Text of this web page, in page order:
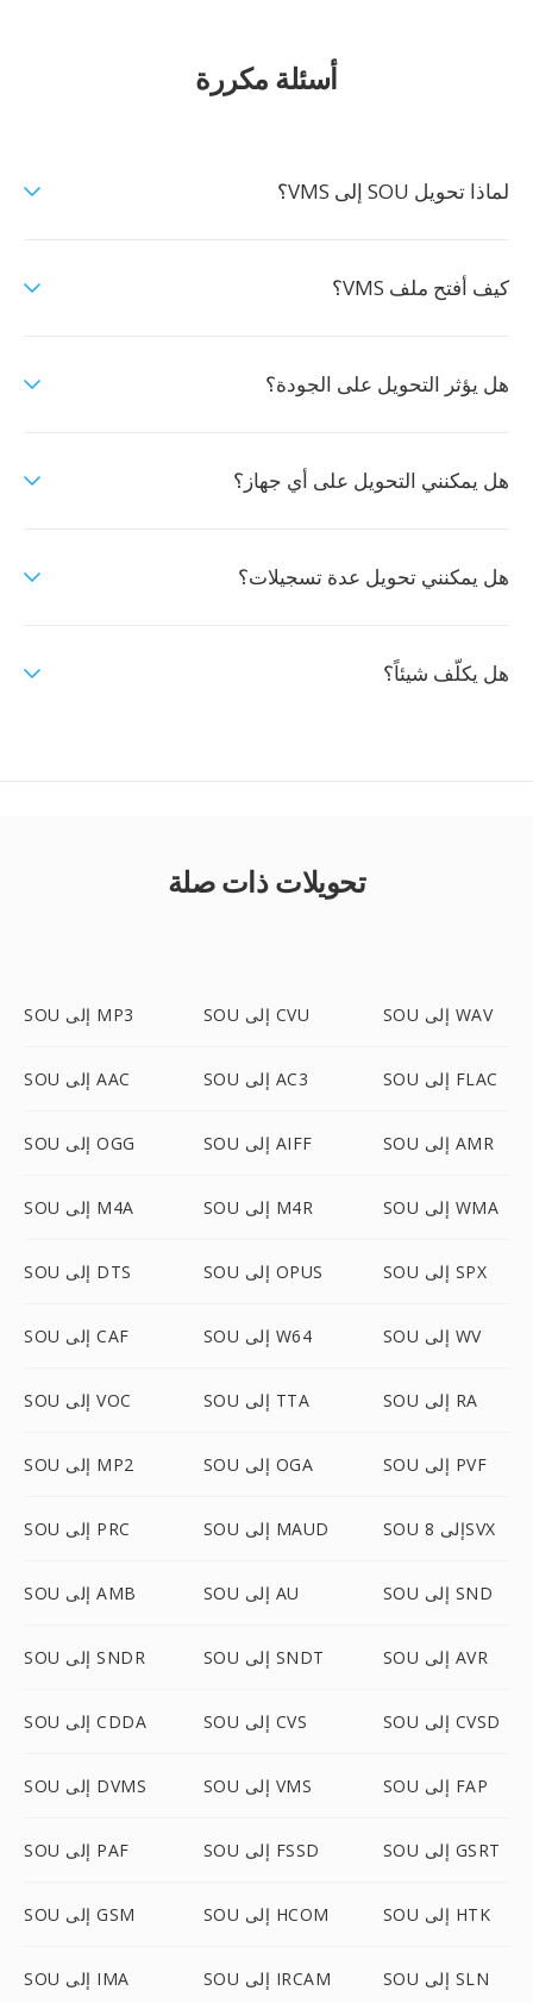
أسئلة مكررة
لماذا تحويل SOU إلى VMS؟
كيف أفتح ملف VMS؟
هل يؤثر التحويل على الجودة؟
هل يمكنني التحويل على أي جهاز؟
هل يمكنني تحويل عدة تسجيلات؟
هل يكلّف شيئاً؟
تحويلات ذات صلة
SOU إلى MP3 SOU إلى CVU SOU إلى WAV
SOU إلى AAC SOU إلى AC3 SOU إلى FLAC
SOU إلى OGG SOU إلى AIFF SOU إلى AMR
SOU إلى M4A SOU إلى M4R SOU إلى WMA
SOU إلى DTS SOU إلى OPUS SOU إلى SPX
SOU إلى CAF SOU إلى W64 SOU إلى WV
SOU إلى VOC SOU إلى TTA SOU إلى RA
SOU إلى MP2 SOU إلى OGA SOU إلى PVF
SOU إلى PRC SOU إلى MAUD SOU إلى 8SVX
SOU إلى AMB SOU إلى AU SOU إلى SND
SOU إلى SNDR SOU إلى SNDT SOU إلى AVR
SOU إلى CDDA SOU إلى CVS SOU إلى CVSD
SOU إلى DVMS SOU إلى VMS SOU إلى FAP
SOU إلى PAF SOU إلى FSSD SOU إلى GSRT
SOU إلى GSM SOU إلى HCOM SOU إلى HTK
SOU إلى IMA SOU إلى IRCAM SOU إلى SLN